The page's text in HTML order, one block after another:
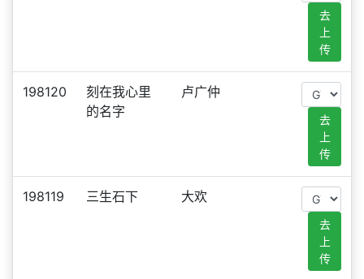
去
上
传
198120
刻在我心里
的名字
卢广仲
去
上
传
198119 三生石下 大欢
去
上
传